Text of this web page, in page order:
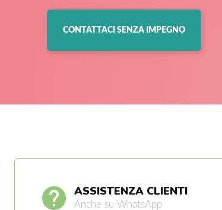
CONTATTACI SENZA IMPEGNO
ASSISTENZA CLIENTI
Anche su WhatsApp